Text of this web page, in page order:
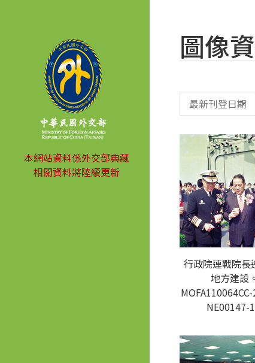
本網站資料係外交部典藏
相關資料將陸續更新
圖像
行政院連戰院長
地方建設
NE00147-